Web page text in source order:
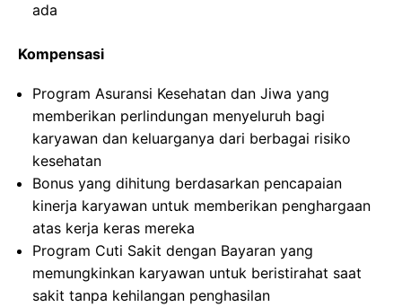
ada
Kompensasi
Program Asuransi Kesehatan dan Jiwa yang
memberikan perlindungan menyeluruh bagi
karyawan dan keluarganya dari berbagai risiko
kesehatan
Bonus yang dihitung berdasarkan pencapaian
kinerja karyawan untuk memberikan penghargaan
atas kerja keras mereka
Program Cuti Sakit dengan Bayaran yang
memungkinkan karyawan untuk beristirahat saat
sakit tanpa kehilangan penghasilan